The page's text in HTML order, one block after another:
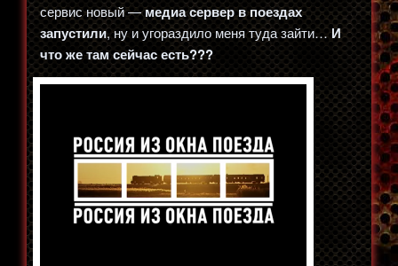
сервис новый —медиа сервер в поездах
запустили, ну и угораздило меня туда зайти…И
что же там сейчас есть???